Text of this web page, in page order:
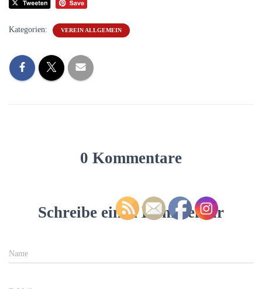
Kategorien: VEREIN ALLGEMEIN
0 Kommentare
Schreibe einen Kommentar
Name